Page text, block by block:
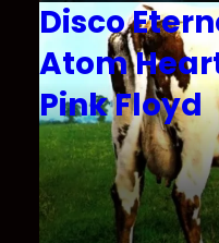
Disco
Atom
Pink Floyd